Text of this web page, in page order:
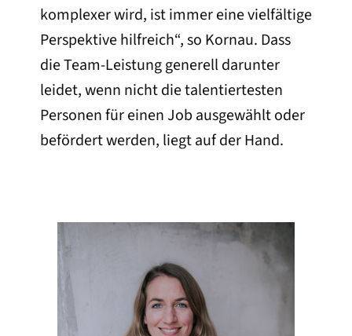
komplexer wird, ist immer eine vielfältige
Perspektive hilfreich“, so Kornau. Dass
die Team-Leistung generell darunter
leidet, wenn nicht die talentiertesten
Personen für einen Job ausgewählt oder
befördert werden, liegt auf der Hand.